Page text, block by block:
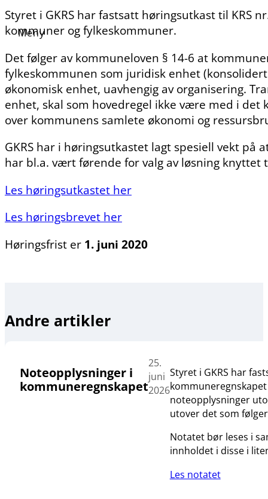
Styret i GKRS har fastsatt høringsutkast til KRS
kommuner og fylkeskommuner.
Det følger av kommuneloven § 14-6 at
fylkeskommunen som juridisk enhet
økonomisk enhet, uavhengig av organisering.
enhet, skal som hovedregel ikke være med i
over kommunens samlete økonomi og
GKRS har i høringsutkastet lagt spesiell vekt
har bl.a. vært førende for valg av løsning
Les høringsutkastet her
Les høringsbrevet her
Høringsfrist er 1. juni 2020
Andre artikler
Noteopplysninger i
kommuneregnskapet
25.
juni
2026
Styret i GKRS har
noteopplysninger
utover det som
Notatet bør leses i
innholdet i disse i
Les notatet